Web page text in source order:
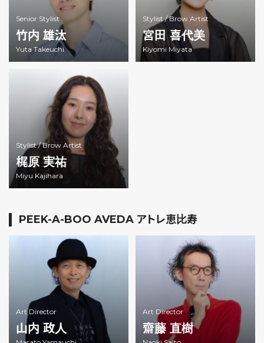
Senior Stylist
竹内 雄汰
Yuta Takeuchi
Stylist /Brow Artist
宮田 喜代美
Kiyomi Miyata
Stylist /Brow Artist
梶原 実祐
Miyu Kajihara
PEEK-A-BOO AVEDA アトレ恵比寿
Art Director
山内 政人
Art Director
齋藤 直樹